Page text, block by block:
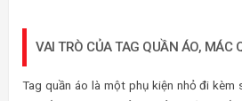
VAI TRÒ CỦA TAG QUẦN ÁO, MÁC
Tag quần áo là một phụ kiện nhỏ đi kèm